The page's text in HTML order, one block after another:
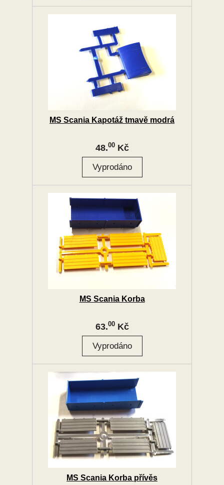
MS Scania Kapotáž tmavě modrá
48.00Kč
MS Scania Korba
63.00Kč
MS Scania Korba přívěs